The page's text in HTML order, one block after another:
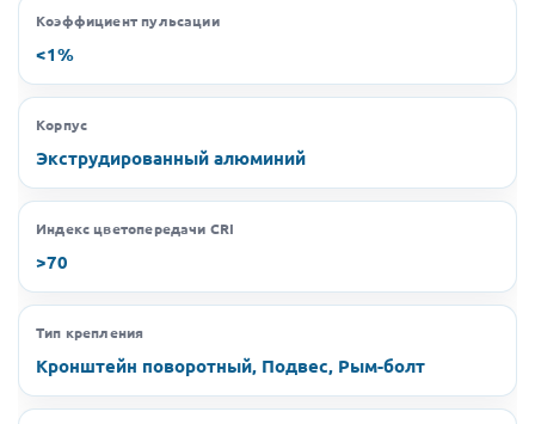
Коэффициент пульсации
<1%
Корпус
Экструдированный алюминий
Индекс цветопередачи CRI
>70
Тип крепления
Кронштейн поворотный, Подвес, Рым-болт